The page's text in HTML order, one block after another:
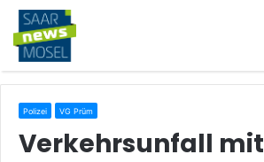
Polizei VG Prüm
Verkehrsunfall mit